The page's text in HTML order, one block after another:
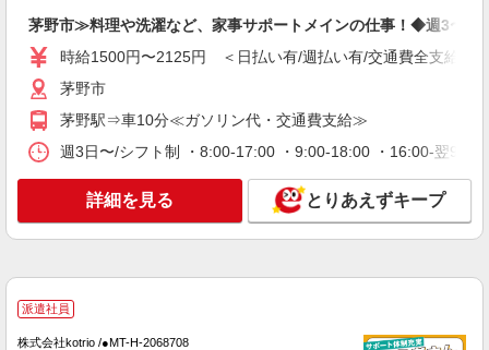
茅野市
派遣社員
株式会社kotrio /●MT-H-1959338
STAFF♪未経験OK
時給1500円〜2125円 ＜日払い有/週払い有/交
通費全支給(ガソリン代含む)＞
茅野市≫料理や洗濯など、家事サポートメインの仕事！◆週3〜
時給1500円〜2125円 ＜日払い有/週払い有/交通費全支給(ガ
茅野市
茅野駅⇒車10分≪ガソリン代・交通費支給≫
週3日〜/シフト制 ・8:00-17:00 ・9:00-18:00 ・16:00-翌
詳細を見る とりあえずキープ
派遣社員
株式会社kotrio /●MT-H-2068708